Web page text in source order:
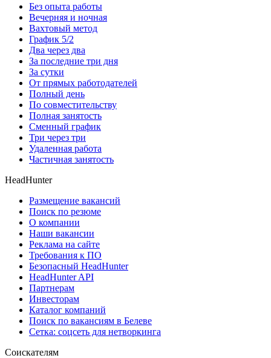
Без опыта работы
Вечерняя и ночная
Вахтовый метод
График 5/2
Два через два
За последние три дня
За сутки
От прямых работодателей
Полный день
По совместительству
Полная занятость
Сменный график
Три через три
Удаленная работа
Частичная занятость
HeadHunter
Размещение вакансий
Поиск по резюме
О компании
Наши вакансии
Реклама на сайте
Требования к ПО
Безопасный HeadHunter
HeadHunter API
Партнерам
Инвесторам
Каталог компаний
Поиск по вакансиям в Белеве
Сетка: соцсеть для нетворкинга
Соискателям